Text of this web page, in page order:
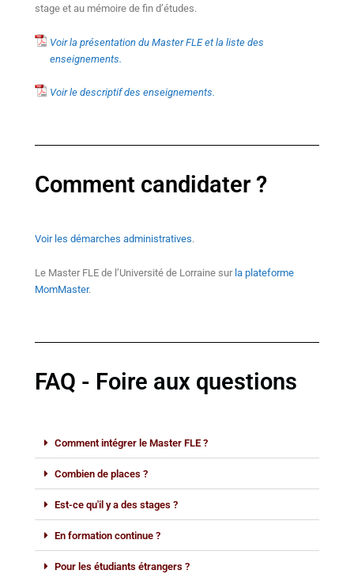
stage et au mémoire de fin d’études.
Voir la présentation du Master FLE et la liste des
enseignements.
Voir le descriptif des enseignements.
Comment candidater ?
Voir les démarches administratives.
Le Master FLE de l’Université de Lorraine sur la plateforme
MomMaster.
FAQ - Foire aux questions
Comment intégrer le Master FLE ?
Combien de places ?
Est-ce qu'il y a des stages ?
En formation continue ?
Pour les étudiants étrangers ?